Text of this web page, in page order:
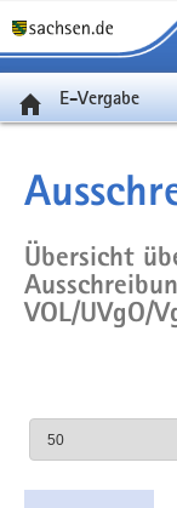
E-Vergabe
Übersicht
VOL/UVgO/